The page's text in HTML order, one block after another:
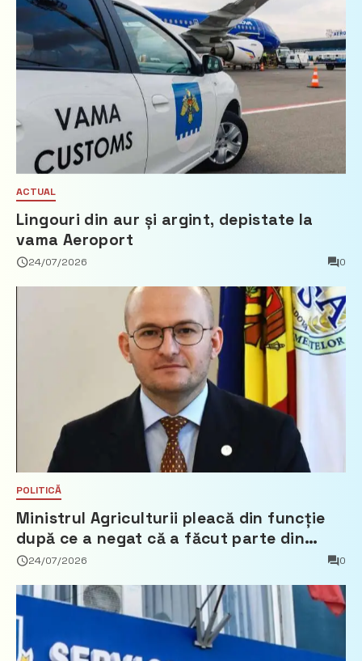
ACTUAL
Lingouri din aur și argint, depistate la
vama Aeroport
24/07/2026 0
POLITICĂ
Ministrul Agriculturii pleacă din funcție
după ce a negat că a făcut parte din
Partidul Democrat
24/07/2026 0